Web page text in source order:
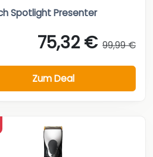
Spotlight Presenter
75,32 € 99,99 €
Zum Deal